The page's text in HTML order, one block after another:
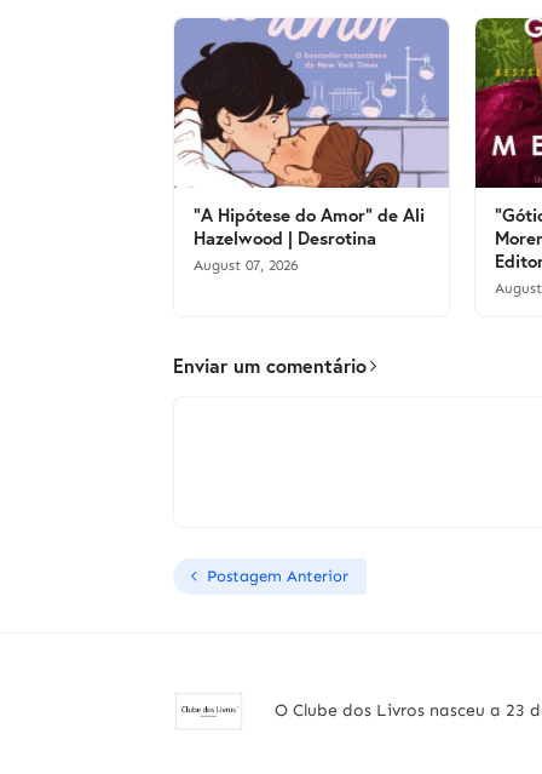
"A Hipótese do Amor" de Ali
Hazelwood | Desrotina
August 07, 2026
Enviar um comentário
Postagem Anterior
O Clube dos Livros nasceu a 23